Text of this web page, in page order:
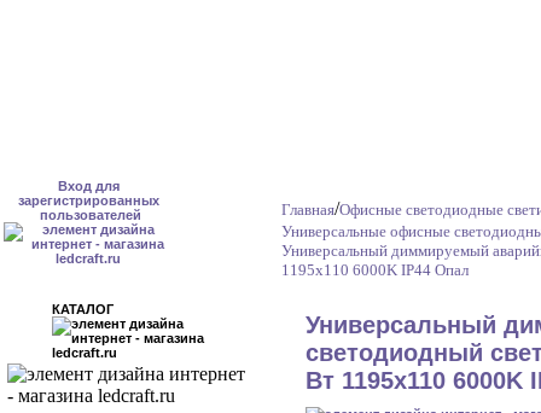
Вход для
зарегистрированных
пользователей
КАТАЛОГ
Главная/Офисные светодиодные
Универсальные офисные
Универсальный диммируемый
1195x110 6000K IP44 Опал
Универсальный
светодиодный
Вт 1195x110 6000K